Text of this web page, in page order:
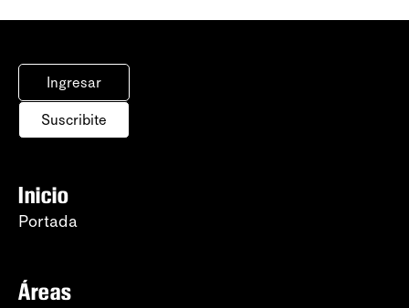
Ingresar
Suscribite
Inicio
Portada
Áreas